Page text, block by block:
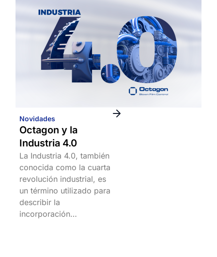
Novidades
Octagon y la
Industria 4.0
La Industria 4.0, también
conocida como la cuarta
revolución industrial, es
un término utilizado para
describir la
incorporación…